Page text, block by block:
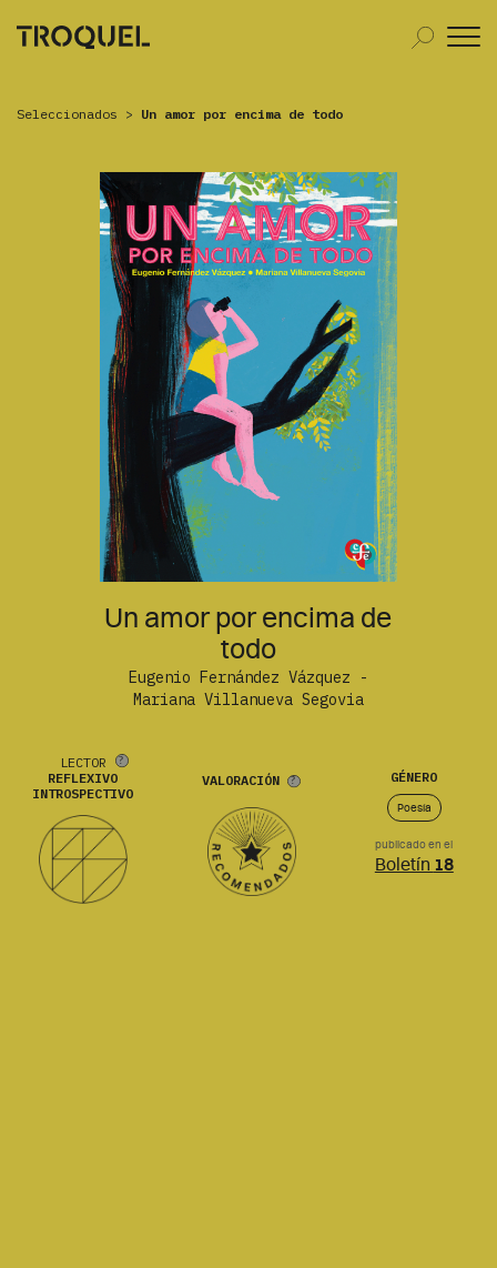
Seleccionados > Un amor por encima de todo
Un amor por encima de
todo
Eugenio Fernández Vázquez -
Mariana Villanueva Segovia
LECTOR
REFLEXIVO
INTROSPECTIVO
VALORACIÓN GÉNERO
Poesía
publicado en el
Boletín 18